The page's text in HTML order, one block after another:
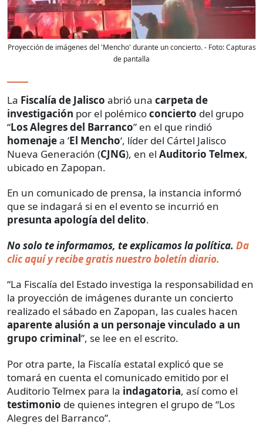
Proyección de imágenes del 'Mencho' durante un concierto.- Foto:Capturas
de pantalla
La Fiscalía de Jalisco abrió una carpeta de
investigación por el polémicoconcierto del grupo
“Los Alegres del Barranco” en el que rindió
homenajea ’El Mencho‘, líder del Cártel Jalisco
Nueva Generación (CJNG), en el Auditorio Telmex,
ubicado en Zapopan.
En un comunicado de prensa, la instancia informó
que se indagará si en el evento se incurrió en
presunta apología del delito.
No solo te informamos, te explicamos la política. Da
clic aquí y recibe gratis nuestro boletín diario.
“La Fiscalía del Estado investiga la responsabilidad en
la proyección de imágenes durante un concierto
realizado el sábado en Zapopan, las cuales hacen
aparente alusión a un personaje vinculado a un
grupo criminal”, se lee en el escrito.
Por otra parte, la Fiscalía estatal explicó que se
tomará en cuenta el comunicado emitido por el
Auditorio Telmex para la indagatoria, así como el
testimonio de quienes integren el grupo de “Los
Alegres del Barranco”.